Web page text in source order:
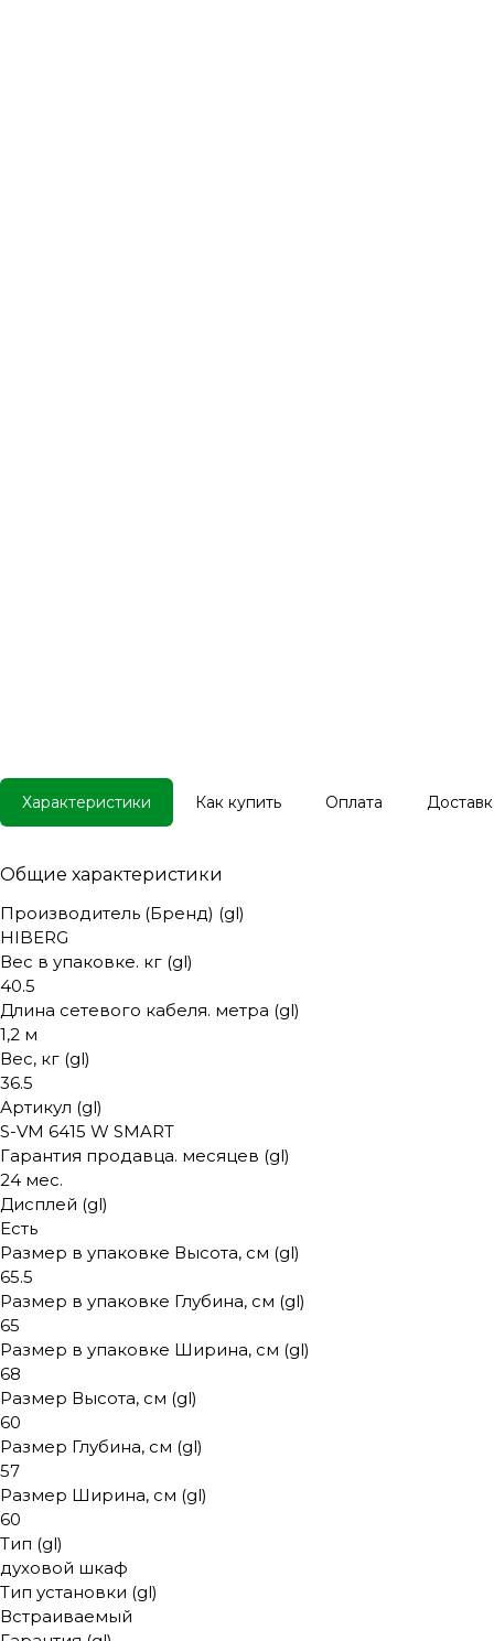
Характеристики Как купить Оплата
Общие характеристики
Производитель (Бренд) (gl)
HIBERG
Вес в упаковке. кг (gl)
40.5
Длина сетевого кабеля. метра (gl)
1,2 м
Вес, кг (gl)
36.5
Артикул (gl)
S-VM 6415 W SMART
Гарантия продавца. месяцев (gl)
24 мес.
Дисплей (gl)
Есть
Размер в упаковке Высота, см (gl)
65.5
Размер в упаковке Глубина, см (gl)
65
Размер в упаковке Ширина, см (gl)
68
Размер Высота, см (gl)
60
Размер Глубина, см (gl)
57
Размер Ширина, см (gl)
60
Тип (gl)
духовой шкаф
Тип установки (gl)
Встраиваемый